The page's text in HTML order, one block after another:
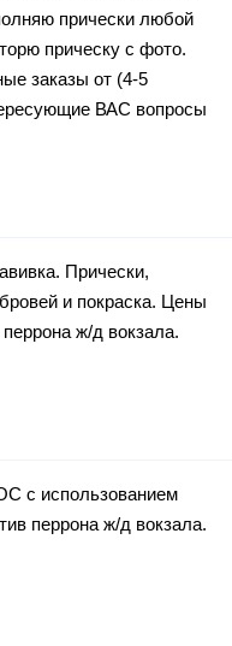
прически любой
прическу с фото.
заказы от (4-5
ВАС вопросы
Прически,
и покраска. Цены
ж/д вокзала.
с использованием
перрона ж/д вокзала.